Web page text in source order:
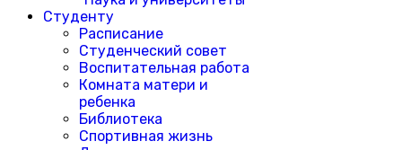
Студенту
Расписание
Студенческий совет
Воспитательная работа
Комната матери и
ребенка
Библиотека
Спортивная жизнь